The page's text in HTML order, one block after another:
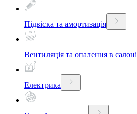
Підвіска та амортизація
Вентиляція та опалення в салоні
Електрика